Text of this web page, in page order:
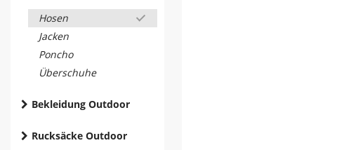
Hosen
Jacken
Poncho
Überschuhe
Bekleidung Outdoor
Rucksäcke Outdoor